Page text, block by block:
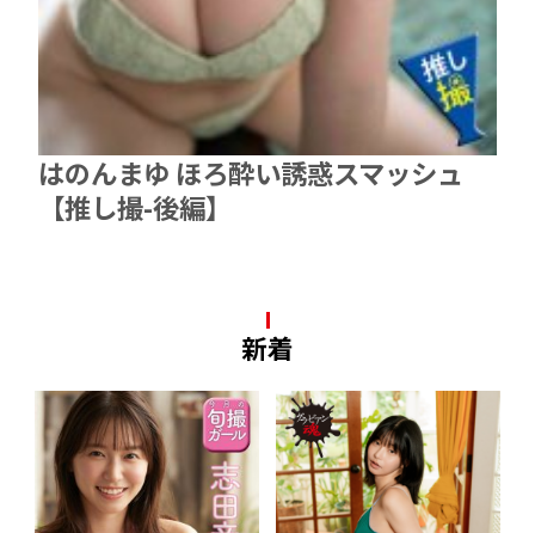
はのんまゆ ほろ酔い誘惑スマッシュ
【推し撮-後編】
新着